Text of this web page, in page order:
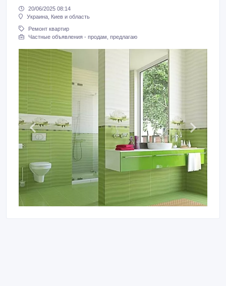
20/06/2025 08:14
Украина, Киев и область
Ремонт квартир
Частные объявления - продам, предлагаю